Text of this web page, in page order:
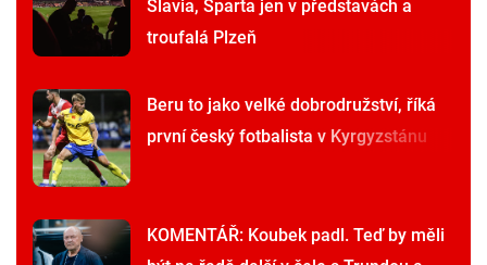
Slavia, Sparta jen v představách a
troufalá Plzeň
Beru to jako velké dobrodružství, říká
první český fotbalista v Kyrgyzstánu
KOMENTÁŘ: Koubek padl. Teď by měli